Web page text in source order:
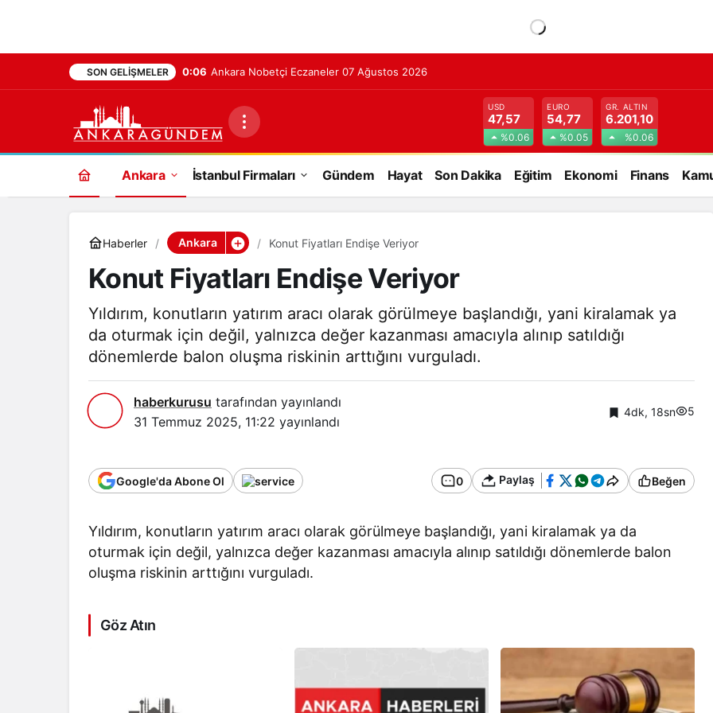
SON GELIŞMELER 0:06 Ankara Nobetçi Eczaneler 07 Ağustos 2026
USD
47,57
%0.06
EURO
54,77
%0.05
GR. ALTIN
6.201,10
%0.06
Ankara İstanbul Firmaları Gündem Hayat Son Dakika Eğitim Ekonomi Finans
Haberler Ankara Konut Fiyatları Endişe Veriyor
Konut Fiyatları Endişe Veriyor
Yıldırım, konutların yatırım aracı olarak görülmeye başlandığı, yani kiralamak ya
da oturmak için değil, yalnızca değer kazanması amacıyla alınıp satıldığı
dönemlerde balon oluşma riskinin arttığını vurguladı.
haberkurusu tarafından yayınlandı
31 Temmuz 2025, 11:22 yayınlandı
4dk, 18sn 5
Google'da Abone Ol 0 Paylaş Beğen
Yıldırım, konutların yatırım aracı olarak görülmeye başlandığı, yani kiralamak ya da
oturmak için değil, yalnızca değer kazanması amacıyla alınıp satıldığı dönemlerde balon
oluşma riskinin arttığını vurguladı.
Göz Atın